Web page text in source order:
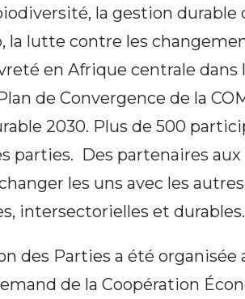
la gestion durable
la lutte contre les
en Afrique centrale dans
de Convergence de la
2030. Plus de 500
parties. Des partenaires
les uns avec les
intersectorielles et durables.
des Parties a été organisée
de la Coopération